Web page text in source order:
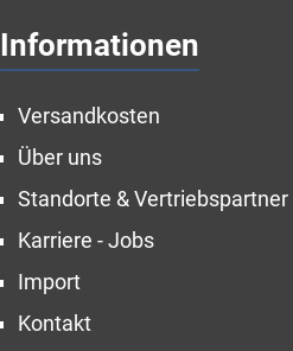
Informationen
Versandkosten
Über uns
Standorte & Vertriebspartner
Karriere - Jobs
Import
Kontakt